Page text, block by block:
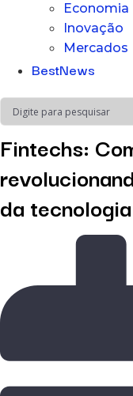
Economia
Inovação
Mercados
BestNews
Fintechs:
da